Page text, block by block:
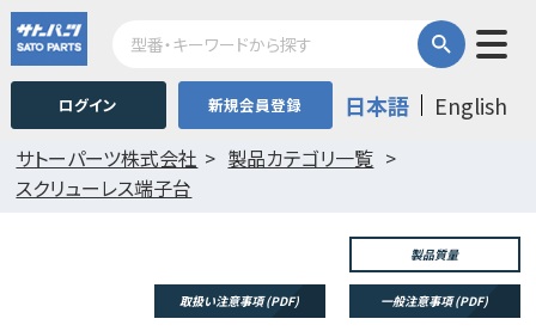
ログイン 新規会員登録 日本語 English
サトーパーツ株式会社
製品カテゴリ一覧
スクリューレス端子台
製品質量
取扱い注意事項 (PDF) 一般注意事項 (PDF)